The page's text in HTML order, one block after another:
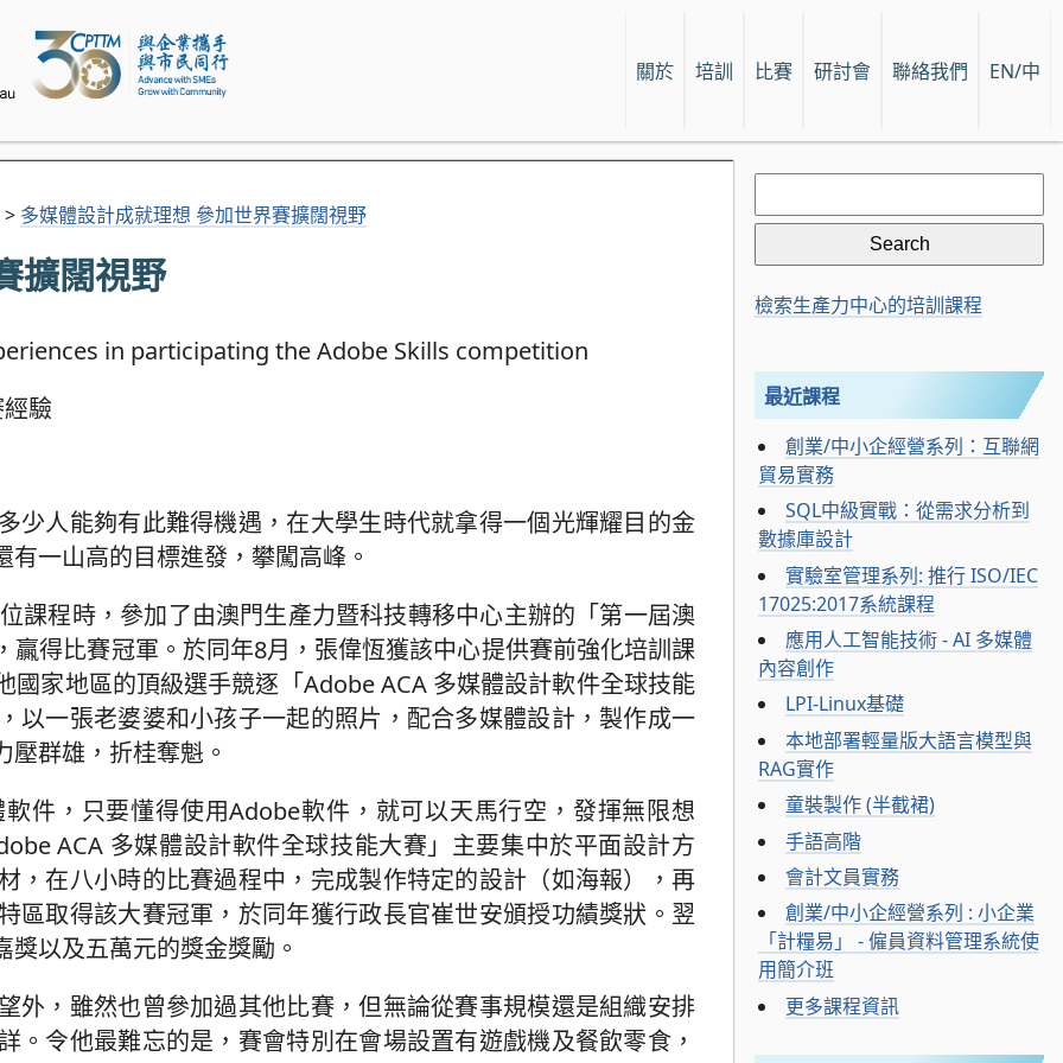
關於 培訓 比賽 研討會 聯絡我們 EN/中
> 多媒體設計成就理想 參加世界賽擴闊視野
擴闊視野
驗
少人能夠有此難得機遇，在大學生時代就拿得一個光輝耀目的金
一山高的目標進發，攀闖高峰。
課程時，參加了由澳門生產力暨科技轉移中心主辦的「第一屆澳
得比賽冠軍。於同年8月，張偉恆獲該中心提供賽前強化培訓課
家地區的頂級選手競逐「Adobe ACA 多媒體設計軟件全球技能
以一張老婆婆和小孩子一起的照片，配合多媒體設計，製作成一
群雄，折桂奪魁。
件，只要懂得使用Adobe軟件，就可以天馬行空，發揮無限想
ACA 多媒體設計軟件全球技能大賽」主要集中於平面設計方
，在八小時的比賽過程中，完成製作特定的設計（如海報），再
區取得該大賽冠軍，於同年獲行政長官崔世安頒授功績獎狀。翌
以及五萬元的獎金獎勵。
外，雖然也曾參加過其他比賽，但無論從賽事規模還是組織安排
令他最難忘的是，賽會特別在會場設置有遊戲機及餐飲零食，
Search
for:
檢索生產力中心的培訓課程
最近課程
創業/中小企經營系列：互聯網
貿易實務
SQL中級實戰：從需求分析到
數據庫設計
實驗室管理系列: 推行 ISO/IEC
17025:2017系統課程
應用人工智能技術 - AI 多媒體
內容創作
LPI-Linux基礎
本地部署輕量版大語言模型與
RAG實作
童裝製作 (半截裙)
手語高階
會計文員實務
創業/中小企經營系列 : 小企業
「計糧易」 - 僱員資料管理系統使
用簡介班
更多課程資訊